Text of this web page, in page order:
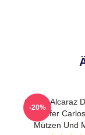
Carlos Alcaraz
Kämpfer
Mützen Und
-20%